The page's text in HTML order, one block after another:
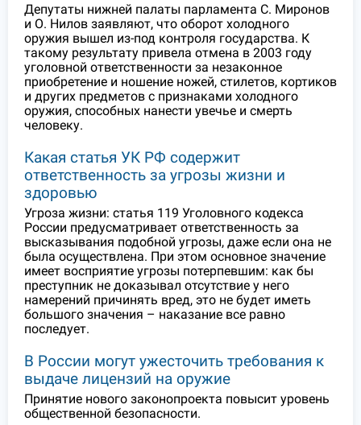
Депутаты нижней палаты парламента С. Миронов
и О. Нилов заявляют, что оборот холодного
оружия вышел из-под контроля государства. К
такому результату привела отмена в 2003 году
уголовной ответственности за незаконное
приобретение и ношение ножей, стилетов, кортиков
и других предметов с признаками холодного
оружия, способных нанести увечье и смерть
человеку.
Какая статья УК РФ содержит
ответственность за угрозы жизни и
здоровью
Угроза жизни: статья 119 Уголовного кодекса
России предусматривает ответственность за
высказывания подобной угрозы, даже если она не
была осуществлена. При этом основное значение
имеет восприятие угрозы потерпевшим: как бы
преступник не доказывал отсутствие у него
намерений причинять вред, это не будет иметь
большого значения – наказание все равно
последует.
В России могут ужесточить требования к
выдаче лицензий на оружие
Принятие нового законопроекта повысит уровень
общественной безопасности.